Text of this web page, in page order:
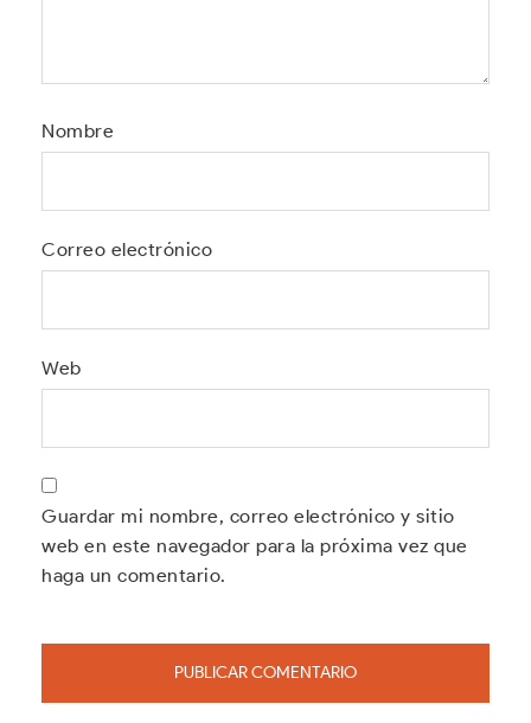
Nombre
Correo electrónico
Web
Guardar mi nombre, correo electrónico y sitio
web en este navegador para la próxima vez que
haga un comentario.